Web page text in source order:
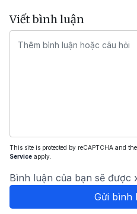
Viết bình luận
This site is protected by reCAPTCHA and
Service apply.
Bình luận của bạn sẽ được
Gửi bình